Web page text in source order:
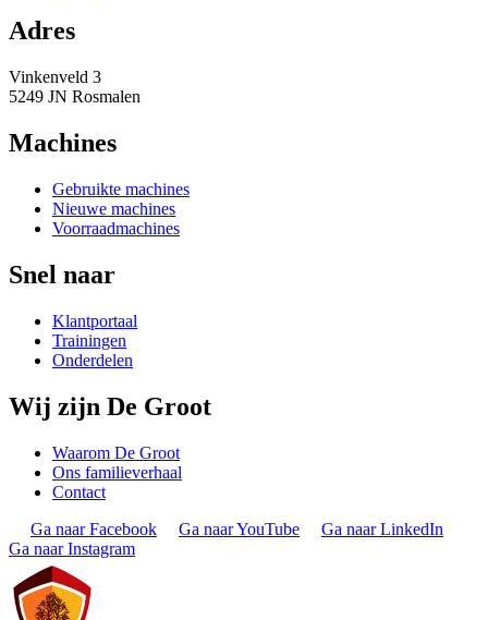
Adres
Vinkenveld 3
5249 JN Rosmalen
Machines
Gebruikte machines
Nieuwe machines
Voorraadmachines
Snel naar
Klantportaal
Trainingen
Onderdelen
Wij zijn De Groot
Waarom De Groot
Ons familieverhaal
Contact
Ga naar Facebook
Ga naar YouTube
Ga naar LinkedIn
Ga naar Instagram